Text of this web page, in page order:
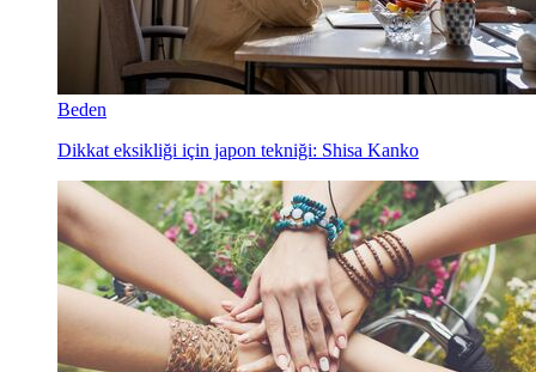
Beden
Dikkat eksikliği için japon tekniği: Shisa Kanko